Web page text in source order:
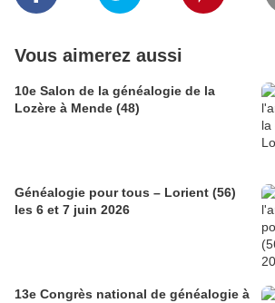
Vous aimerez aussi
10e Salon de la généalogie de la
Lozère à Mende (48)
Généalogie pour tous – Lorient (56)
les 6 et 7 juin 2026
13e Congrès national de généalogie à